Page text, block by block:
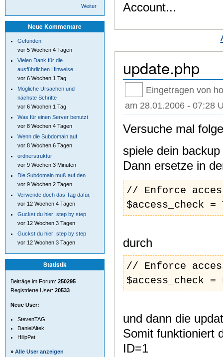
Account...
update.php
Eingetragen von
am 28.01.2006 - 07:28
Versuche mal
spiele dein
Dann ersetze in
// Enforce
$access_check =
durch
// Enforce
$access_check =
und dann die
Somit funktioniert
ID=1
Weiter
Neue Kommentare
Gefunden
vor 5 Wochen 4 Tagen
Vielen Dank für die
ausführlichen Hinweise...
vor 6 Wochen 1 Tag
Mögliche Ursachen und
nächste Schritte
vor 6 Wochen 1 Tag
Was für einen Server benutzt
vor 8 Wochen 4 Tagen
Wenn die Subdomain auf
vor 8 Wochen 6 Tagen
ordnerstruktur
vor 9 Wochen 3 Minuten
Die Subdomain muß auf den
vor 9 Wochen 2 Tagen
Verwende doch das Tag dafür,
vor 12 Wochen 4 Tagen
Guckst du hier: step by step
vor 12 Wochen 3 Tagen
Guckst du hier: step by step
vor 12 Wochen 3 Tagen
Statistik
Beiträge im Forum: 250295
Registrierte User: 20533
Neue User:
StevenTAG
DanielAltek
HilipPet
» Alle User anzeigen